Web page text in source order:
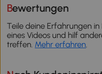
Bewertungen
Teile deine Erfahrungen
eines Videos und hilf
treffen. Mehr erfahren.